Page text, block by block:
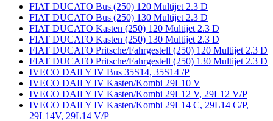
FIAT DUCATO Bus (250) 120 Multijet 2.3 D
FIAT DUCATO Bus (250) 130 Multijet 2.3 D
FIAT DUCATO Kasten (250) 120 Multijet 2.3 D
FIAT DUCATO Kasten (250) 130 Multijet 2.3 D
FIAT DUCATO Pritsche/Fahrgestell (250) 120 Multijet 2.3 D
FIAT DUCATO Pritsche/Fahrgestell (250) 130 Multijet 2.3 D
IVECO DAILY IV Bus 35S14, 35S14 /P
IVECO DAILY IV Kasten/Kombi 29L10 V
IVECO DAILY IV Kasten/Kombi 29L12 V, 29L12 V/P
IVECO DAILY IV Kasten/Kombi 29L14 C, 29L14 C/P,
29L14V, 29L14 V/P